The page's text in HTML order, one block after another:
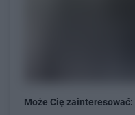
Może Cię zainteresować: